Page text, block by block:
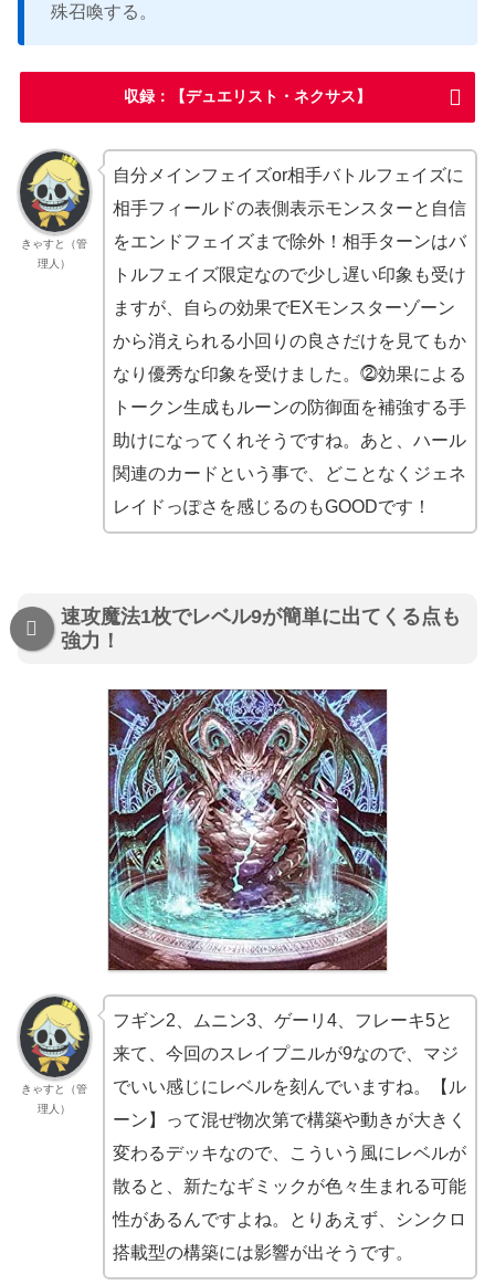
殊召喚する。
収録：【デュエリスト・ネクサス】
きゃすと（管
理人）
自分メインフェイズor相手バトルフェイズに
相手フィールドの表側表示モンスターと自信
をエンドフェイズまで除外！相手ターンはバ
トルフェイズ限定なので少し遅い印象も受け
ますが、自らの効果でEXモンスターゾーン
から消えられる小回りの良さだけを見てもか
なり優秀な印象を受けました。⓶効果による
トークン生成もルーンの防御面を補強する手
助けになってくれそうですね。あと、ハール
関連のカードという事で、どことなくジェネ
レイドっぽさを感じるのもGOODです！
速攻魔法1枚でレベル9が簡単に出てくる点も
強力！
きゃすと（管
理人）
フギン2、ムニン3、ゲーリ4、フレーキ5と
来て、今回のスレイプニルが9なので、マジ
でいい感じにレベルを刻んでいますね。【ル
ーン】って混ぜ物次第で構築や動きが大きく
変わるデッキなので、こういう風にレベルが
散ると、新たなギミックが色々生まれる可能
性があるんですよね。とりあえず、シンクロ
搭載型の構築には影響が出そうです。